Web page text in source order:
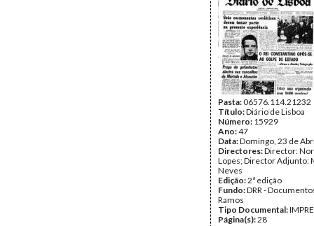
Pasta:06576.114.21232
Título:Diário de Lisboa
Número: 15929
Ano:47
Data:Domingo, 23 de
Directores:Director:
Lopes; Director Adjunto:
Neves
Edição:2ª edição
Fundo:DRR -
Ramos
Tipo Documental:
Página(s):28